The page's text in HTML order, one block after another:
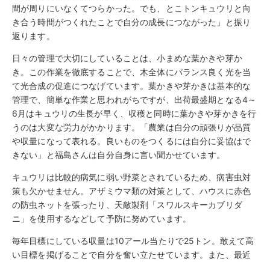
間が周りにいなくてつらかった。でも、とこトンキュウリと向
き合う時間がつくれたことで自分の成長につながった」と振り
返ります。
日々の管理で大切にしていることは、小まめな葉かきや芽か
き。この作業を徹底することで、木全体にバランス良く光を当
て光合成の促進につなげています。葉かきや芽かきは基本的な
管理で、簡単な作業と思われがちですが、出荷最盛期となる4～
6月はキュウリの生長が早く、収穫と同時に葉かきや芽かきを行
うのは大変な労力がかかります。「農業は自分の頑張りが品質
や収量になって表れる。良いものをつくるには自分に妥協はで
きない」と福島さんは自分自身に言い聞かせています。
キュウリは比較的病気に弱い野菜とされているため、病害虫対
策も欠かせません。アザミウマ類の対策として、ハウスに赤色
の防虫ネットを張ったり、天敵製剤「スワルスキーカブリダ
ニ」を使用するなどして予防に努めています。
毎年目標にしている収量は10アール当たりで25トン。敢えて高
い目標を掲げることで自分を奮い立たせています。また、最近